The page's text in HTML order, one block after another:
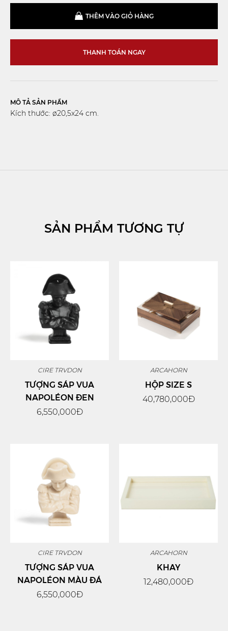
THÊM VÀO GIỎ HÀNG
THANH TOÁN NGAY
MÔ TẢ SẢN PHẨM
Kích thước: ø20,5x24 cm.
SẢN PHẨM TƯƠNG TỰ
CIRE TRVDON
TƯỢNG SÁP VUA
NAPOLÉON ĐEN
6,550,000Đ
ARCAHORN
HỘP SIZE S
40,780,000Đ
CIRE TRVDON
TƯỢNG SÁP VUA
NAPOLÉON MÀU ĐÁ
6,550,000Đ
ARCAHORN
KHAY
12,480,000Đ